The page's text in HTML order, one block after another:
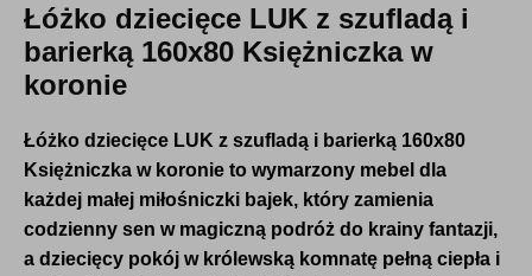
Łóżko dziecięce LUK z szufladą i
barierką 160x80 Księżniczka w
koronie
Łóżko dziecięce LUK z szufladą i barierką 160x80
Księżniczka w koronie to wymarzony mebel dla
każdej małej miłośniczki bajek, który zamienia
codzienny sen w magiczną podróż do krainy fantazji,
a dziecięcy pokój w królewską komnatę pełną ciepła i